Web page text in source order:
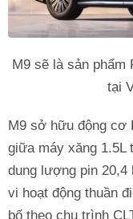
M9 sẽ là sản phẩm
tại
M9 sở hữu động cơ
giữa máy xăng 1.5L
dung lượng pin 20,4
vi hoạt động thuần
bố theo chu trình